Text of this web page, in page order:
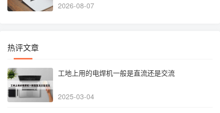
2026-08-07
热评文章
工地上用的电焊机一般是直流还是交流
2025-03-04